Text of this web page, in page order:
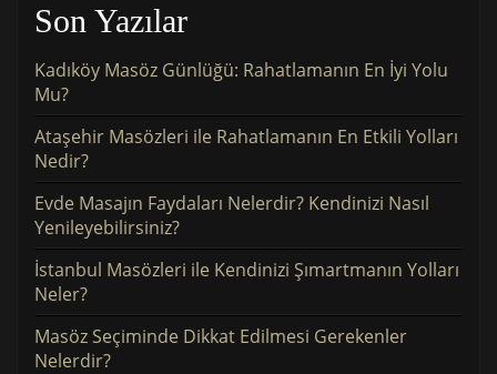
Son Yazılar
Kadıköy Masöz Günlüğü: Rahatlamanın En İyi Yolu
Mu?
Ataşehir Masözleri ile Rahatlamanın En Etkili Yolları
Nedir?
Evde Masajın Faydaları Nelerdir? Kendinizi Nasıl
Yenileyebilirsiniz?
İstanbul Masözleri ile Kendinizi Şımartmanın Yolları
Neler?
Masöz Seçiminde Dikkat Edilmesi Gerekenler
Nelerdir?